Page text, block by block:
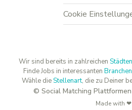
Cookie
Wir sind bereits in zahlreichen
Finde Jobs in interessanten Branchen
Wähle dieStellenart, die zu Deiner
© Social Matching
Made with ❤